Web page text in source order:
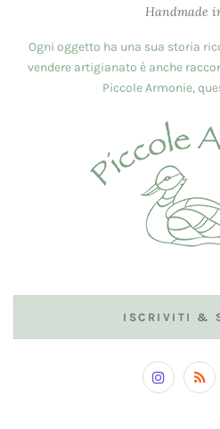
Handmade
Ogni oggetto ha una sua storia
vendere artigianato è anche
Piccole Armonie,
ISCRIVITI &